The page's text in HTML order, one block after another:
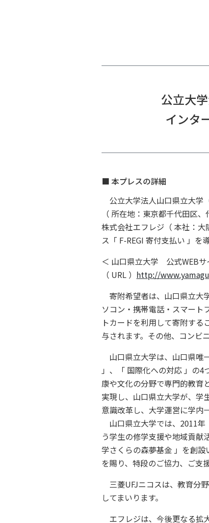
公立大
インタ
■ 本プレスの詳細
公立大学法人山口県立大学
（ 所在地：東京都千代田区
株式会社エフレジ（ 本社：
ス「 F-REGI 寄付支払い 」を
＜ 山口県立大学 公式WEBサ
（ URL ） http://
寄附希望者は、山口県立大
ソコン・携帯電話・スマート
トカードを利用して寄附す
与されます。その他、コンビ
山口県立大学は、山口県唯
」、「 国際化への対応 」の
康や文化の分野で専門的教育
実現し、山口県立大学が、学
意識改革し、大学運営に学内
山口県立大学では、2011年
う学生の修学支援や地域貢献
学さくらの森夢基金 」を創
を賜り、特段のご協力、ご支
三菱UFJニコスは、教育分
してまいります。
エフレジは、今後更なる拡